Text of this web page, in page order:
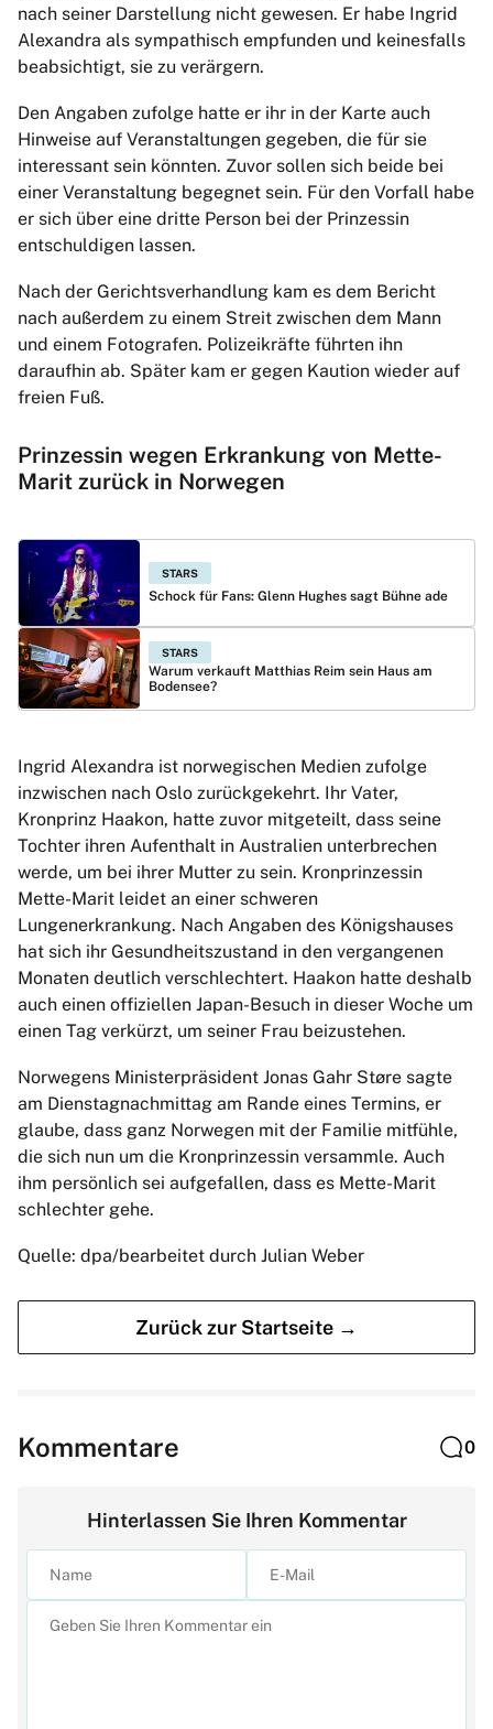
nach seiner Darstellung nicht gewesen. Er habe Ingrid
Alexandra als sympathisch empfunden und keinesfalls
beabsichtigt, sie zu verärgern.
Den Angaben zufolge hatte er ihr in der Karte auch
Hinweise auf Veranstaltungen gegeben, die für sie
interessant sein könnten. Zuvor sollen sich beide bei
einer Veranstaltung begegnet sein. Für den Vorfall habe
er sich über eine dritte Person bei der Prinzessin
entschuldigen lassen.
Nach der Gerichtsverhandlung kam es dem Bericht
nach außerdem zu einem Streit zwischen dem Mann
und einem Fotografen. Polizeikräfte führten ihn
daraufhin ab. Später kam er gegen Kaution wieder auf
freien Fuß.
Prinzessin wegen Erkrankung von Mette-
Marit zurück in Norwegen
STARS
Schock für Fans: Glenn Hughes sagt Bühne ade
STARS
Warum verkauft Matthias Reim sein Haus am
Bodensee?
Ingrid Alexandra ist norwegischen Medien zufolge
inzwischen nach Oslo zurückgekehrt. Ihr Vater,
Kronprinz Haakon, hatte zuvor mitgeteilt, dass seine
Tochter ihren Aufenthalt in Australien unterbrechen
werde, um bei ihrer Mutter zu sein. Kronprinzessin
Mette-Marit leidet an einer schweren
Lungenerkrankung. Nach Angaben des Königshauses
hat sich ihr Gesundheitszustand in den vergangenen
Monaten deutlich verschlechtert. Haakon hatte deshalb
auch einen offiziellen Japan-Besuch in dieser Woche um
einen Tag verkürzt, um seiner Frau beizustehen.
Norwegens Ministerpräsident Jonas Gahr Støre sagte
am Dienstagnachmittag am Rande eines Termins, er
glaube, dass ganz Norwegen mit der Familie mitfühle,
die sich nun um die Kronprinzessin versammle. Auch
ihm persönlich sei aufgefallen, dass es Mette-Marit
schlechter gehe.
Quelle: dpa/bearbeitet durch Julian Weber
Zurück zur Startseite →
Kommentare 0
Hinterlassen Sie Ihren Kommentar